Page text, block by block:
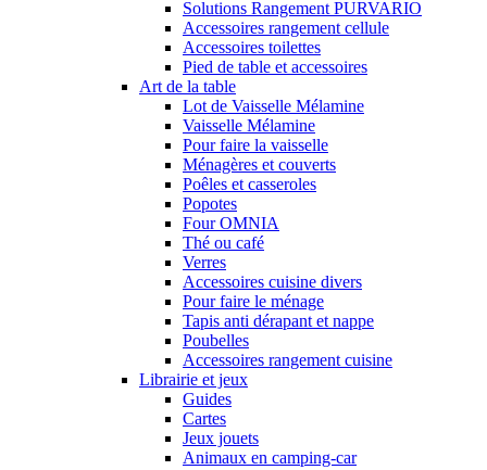
Solutions Rangement PURVARIO
Accessoires rangement cellule
Accessoires toilettes
Pied de table et accessoires
Art de la table
Lot de Vaisselle Mélamine
Vaisselle Mélamine
Pour faire la vaisselle
Ménagères et couverts
Poêles et casseroles
Popotes
Four OMNIA
Thé ou café
Verres
Accessoires cuisine divers
Pour faire le ménage
Tapis anti dérapant et nappe
Poubelles
Accessoires rangement cuisine
Librairie et jeux
Guides
Cartes
Jeux jouets
Animaux en camping-car